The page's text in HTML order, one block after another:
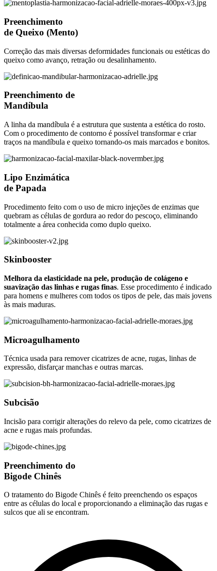
Preenchimento
de Queixo (Mento)
Correção das mais diversas deformidades funcionais ou estéticas do
queixo como avanço, retração ou desalinhamento.
Preenchimento de
Mandíbula
A linha da mandíbula é a estrutura que sustenta a estética do rosto.
Com o procedimento de contorno é possível transformar e criar
traços na mandíbula e queixo tornando-os mais marcados e bonitos.
Lipo Enzimática
de Papada
Procedimento feito com o uso de micro injeções de enzimas que
quebram as células de gordura ao redor do pescoço, eliminando
totalmente a área conhecida como duplo queixo.
Skinbooster
Melhora da elasticidade na pele, produção de colágeno e
suavização das linhas e rugas finas. Esse procedimento é indicado
para homens e mulheres com todos os tipos de pele, das mais jovens
às mais maduras.
Microagulhamento
Técnica usada para remover cicatrizes de acne, rugas, linhas de
expressão, disfarçar manchas e outras marcas.
Subcisão
Incisão para corrigir alterações do relevo da pele, como cicatrizes de
acne e rugas mais profundas.
Preenchimento do
Bigode Chinês
O tratamento do Bigode Chinês é feito preenchendo os espaços
entre as células do local e proporcionando a eliminação das rugas e
sulcos que ali se encontram.